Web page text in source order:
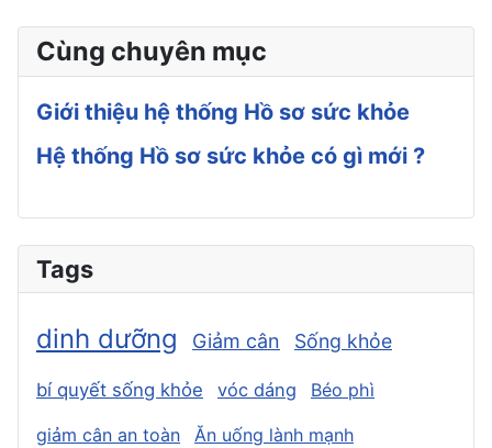
Cùng chuyên mục
Giới thiệu hệ thống Hồ sơ sức khỏe
Hệ thống Hồ sơ sức khỏe có gì mới ?
Tags
dinh dưỡng Giảm cân Sống khỏe
bí quyết sống khỏe vóc dáng Béo phì
giảm cân an toàn
Ăn uống lành mạnh